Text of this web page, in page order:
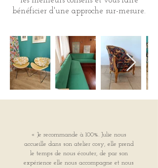
bénéficier d'une approche sur-mesure.
« Je recommande à 100%. Julie nous
accueille dans son atelier cosy, elle prend
le temps de nous écouter, de par son
expérience elle nous accompagne et nous